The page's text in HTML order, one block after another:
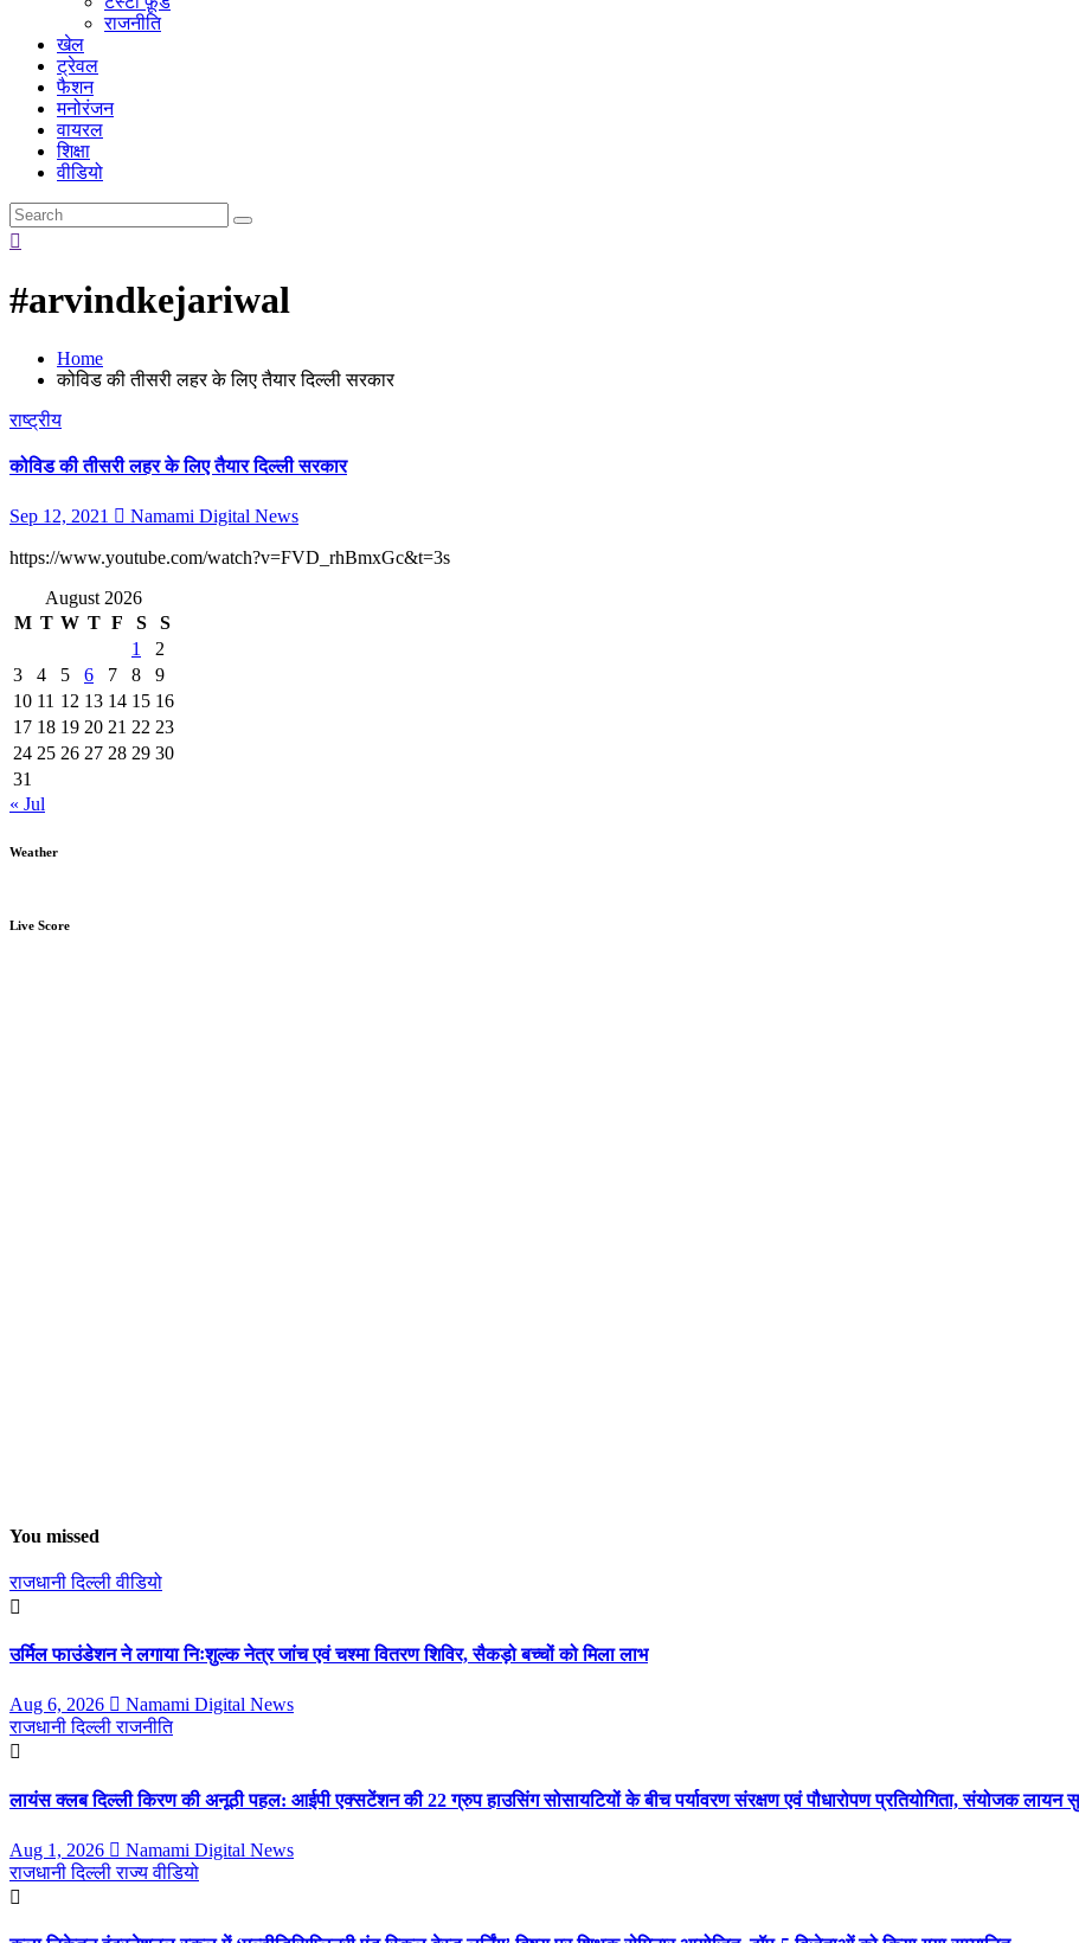
राजनीति
खेल
ट्रेवल
फैशन
मनोरंजन
वायरल
शिक्षा
वीडियो
#arvindkejariwal
Home
कोविड की तीसरी लहर के लिए तैयार दिल्ली सरकार
राष्ट्रीय
कोविड की तीसरी लहर के लिए तैयार दिल्ली सरकार
Sep 12, 2021 Namami Digital News
https://www.youtube.com/watch?v=FVD_rhBmxGc&t=3s
August 2026
M T W T F S
S
1
2
3
4 5 6 7 8
9
10 11 12 13 14 15 16
17 18 19 20 21 22 23
24 25 26 27 28 29 30
31
« Jul
Weather
Live Score
You missed
राजधानी दिल्लीवीडियो
उर्मिल फाउंडेशन ने लगाया निःशुल्क नेत्र जांच एवं चश्मा वितरण शिविर, सैकड़ो बच्चों को मिला लाभ
Aug 6, 2026
Namami Digital News
राजधानी दिल्लीराजनीति
लायंस क्लब दिल्ली किरण की अनूठी पहल: आईपी एक्सटेंशन की 22 ग्रुप हाउसिंग सोसायटियों के बीच पर्यावरण संरक्षण एवं पौधारोपण प्रतियोगिता, संयोजक लायन
Aug 1, 2026
Namami Digital News
राजधानी दिल्लीराज्यवीडियो